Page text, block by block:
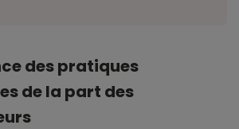
des pratiques
de la part des